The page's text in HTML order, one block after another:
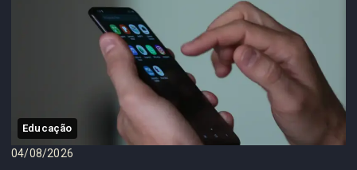
Educação
04/08/2026